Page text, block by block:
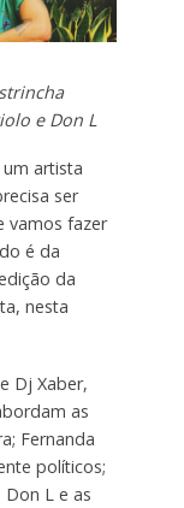
e Don L
artista
ser
vamos fazer
é da
da
nesta
Dj Xaber,
as
Fernanda
políticos;
L e as